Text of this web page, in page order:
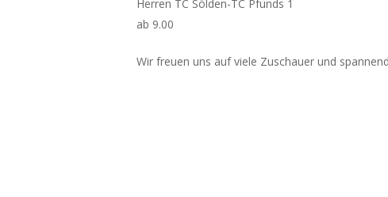
Herren TC Sölden-TC Pfunds 1
ab 9.00
Wir freuen uns auf viele Zuschauer und